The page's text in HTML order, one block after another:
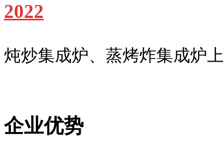
2022
炖炒集成炉、蒸烤炸集成炉
企业优势